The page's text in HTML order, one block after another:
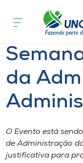
Cursos
Onde estamos
Pesquisa
Atendimento ao
Portal de Ensino
acontece
da
O Evento está
de Administração
justificativa para